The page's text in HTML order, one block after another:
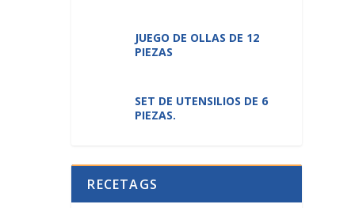
JUEGO DE OLLAS DE 12
PIEZAS
SET DE UTENSILIOS DE 6
PIEZAS.
RECETAGS